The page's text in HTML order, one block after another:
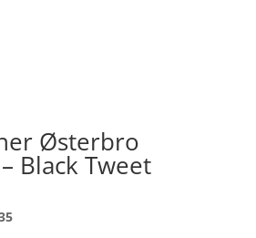
Østerbro
Black Tweet
Den